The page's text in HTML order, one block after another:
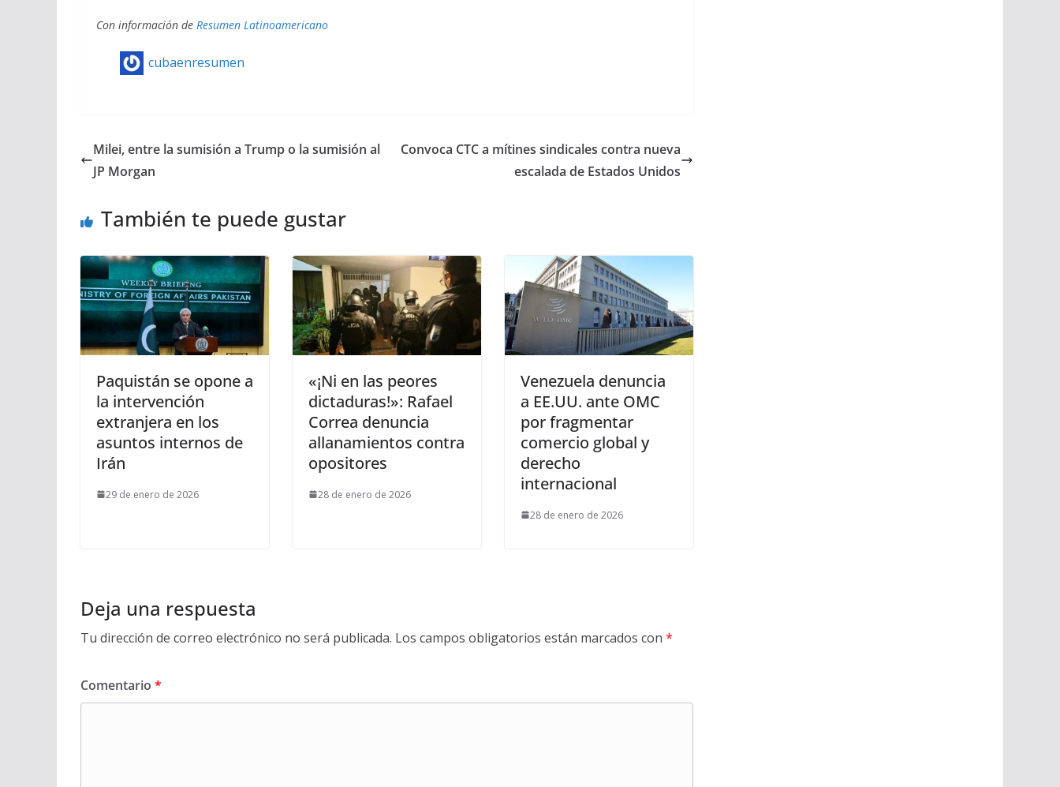
Con información de Resumen Latinoamericano
cubaenresumen
Milei, entre la sumisión a Trump o la sumisión al
JP Morgan
Convoca CTC a mítines sindicales contra nueva
escalada de Estados Unidos
También te puede gustar
Paquistán se opone a
la intervención
extranjera en los
asuntos internos de
Irán
29 de enero de 2026
«¡Ni en las peores
dictaduras!»: Rafael
Correa denuncia
allanamientos contra
opositores
28 de enero de 2026
Venezuela denuncia
a EE.UU. ante OMC
por fragmentar
comercio global y
derecho
internacional
28 de enero de 2026
Deja una respuesta
Tu dirección de correo electrónico no será publicada. Los campos obligatorios están marcados con *
Comentario *